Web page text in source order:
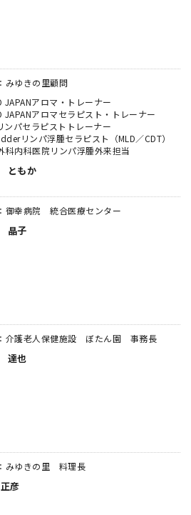
みゆきの里顧問
JAPANアロマ・トレーナー
JAPANアロマセラピスト・トレーナー
ンパセラピストトレーナー
リンパ浮腫セラピスト（MLD／CDT）
科内科医院リンパ浮腫外来担当
ともか
御幸病院 統合医療センター
晶子
介護老人保健施設 ぼたん園 事務長
達也
みゆきの里 料理長
彦